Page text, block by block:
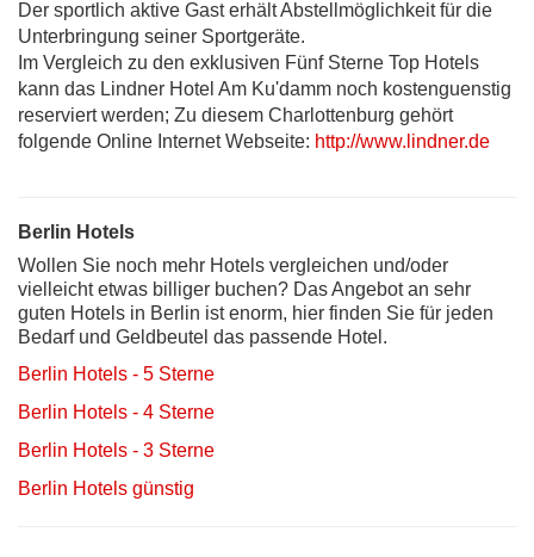
Der sportlich aktive Gast erhält Abstellmöglichkeit für die
Unterbringung seiner Sportgeräte.
Im Vergleich zu den exklusiven Fünf Sterne Top Hotels
kann das Lindner Hotel Am Ku'damm noch kostenguenstig
reserviert werden; Zu diesem Charlottenburg gehört
folgende Online Internet Webseite: http://www.lindner.de
Berlin Hotels
Wollen Sie noch mehr Hotels vergleichen und/oder
vielleicht etwas billiger buchen? Das Angebot an sehr
guten Hotels in Berlin ist enorm, hier finden Sie für jeden
Bedarf und Geldbeutel das passende Hotel.
Berlin Hotels - 5 Sterne
Berlin Hotels - 4 Sterne
Berlin Hotels - 3 Sterne
Berlin Hotels günstig